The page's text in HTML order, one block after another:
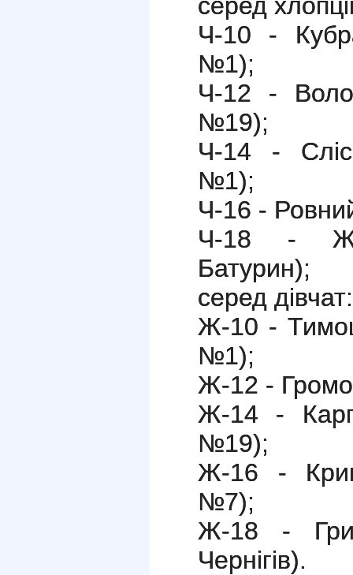
Ч-10 -
№1);
Ч-12 -
№19);
Ч-14 -
№1);
Ч-16 -
Ч-18 -
Батурин);
серед дівчат:
Ж-10 -
№1);
Ж-12 -
Ж-14 -
№19);
Ж-16 -
№7);
Ж-18 -
Чернігів).